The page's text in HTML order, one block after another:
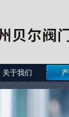
关于我们